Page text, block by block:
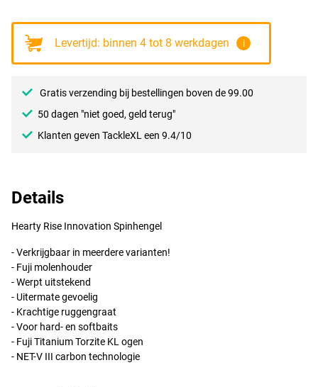
Levertijd: binnen 4 tot 8 werkdagen i
Gratis verzending bij bestellingen boven de 99.00
50 dagen "niet goed, geld terug"
Klanten geven TackleXL een 9.4/10
Details
Hearty Rise Innovation Spinhengel
- Verkrijgbaar in meerdere varianten!
- Fuji molenhouder
- Werpt uitstekend
- Uitermate gevoelig
- Krachtige ruggengraat
- Voor hard- en softbaits
- Fuji Titanium Torzite KL ogen
- NET-V III carbon technologie